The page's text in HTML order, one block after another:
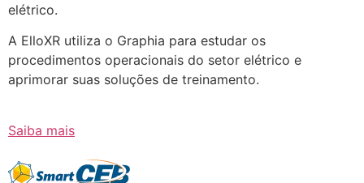
elétrico.
A ElloXR utiliza o Graphia para estudar os
procedimentos operacionais do setor elétrico e
aprimorar suas soluções de treinamento.
Saiba mais